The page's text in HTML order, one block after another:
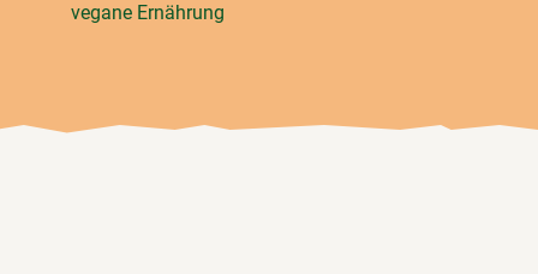
vegane Ernährung